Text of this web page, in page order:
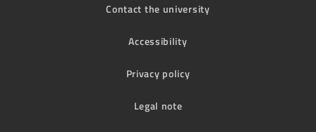
Contact the university
Accessibility
Privacy policy
Legal note